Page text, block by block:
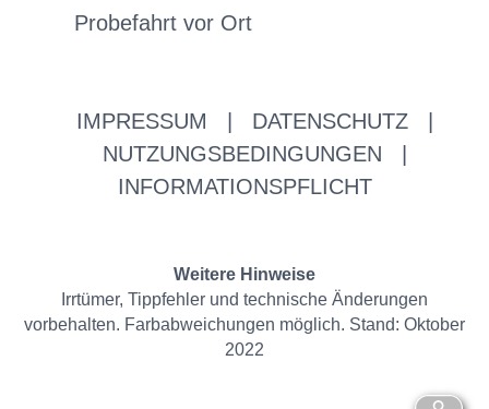
Probefahrt vor Ort
IMPRESSUM DATENSCHUTZ
NUTZUNGSBEDINGUNGEN
INFORMATIONSPFLICHT
Weitere Hinweise
Irrtümer, Tippfehler und technische Änderungen
vorbehalten. Farbabweichungen möglich. Stand: Oktober
2022